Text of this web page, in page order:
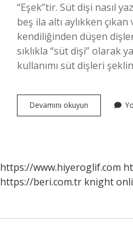
“Eşek”tir. Süt dişi nasıl
beş ila altı aylıkken
kendiliğinden düşen
sıklıkla “süt dişi” olarak
kullanımı süt dişleri
Devamını okuyun Hollanda
Ineği
https://www.hiyeroglif.com
https://beri.com.tr knight